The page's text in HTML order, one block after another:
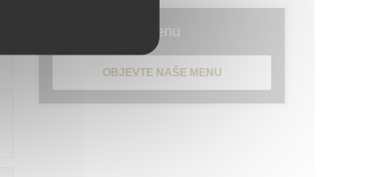
Menu
OBJEVTE NAŠE MENU